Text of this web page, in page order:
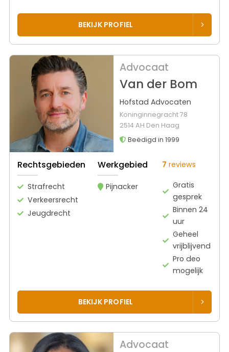
BEKIJK PROFIEL
Advocaat
Van der Bom
Hofstad Advocaten
Koninginnegracht 78
2514 AH Den Haag
Beëdigd in 1999
Rechtsgebieden
Strafrecht
Verkeersrecht
Jeugdrecht
Werkgebied
Pijnacker
7 reviews
Gratis
gesprek
Binnen 24
uur
Geheel
vrijblijvend
Pro deo
mogelijk
BEKIJK PROFIEL
Advocaat